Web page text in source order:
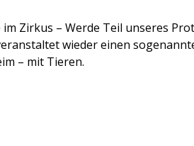
Zirkus – Werde Teil unseres
wieder einen
– mit Tieren.